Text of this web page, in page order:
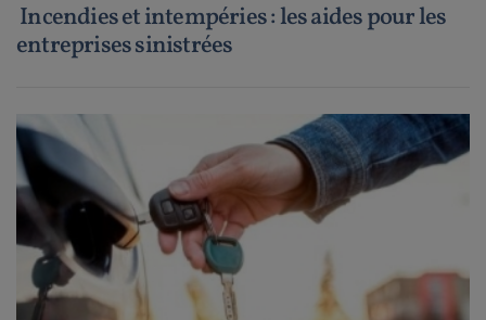
Incendies et intempéries : les aides pour les
entreprises sinistrées